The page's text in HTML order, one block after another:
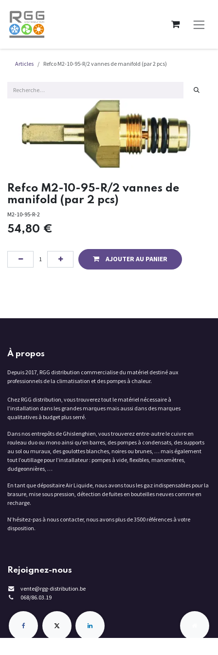
Articles Refco M2-10-95-R/2 vannes de manifold (par 2 pcs)
Refco M2-10-95-R/2 vannes de
manifold (par 2 pcs)
M2-10-95-R-2
54,80 €
AJOUTER AU PANIER
À propos
Depuis 2017, RGG distribution commercialise du matériel destiné aux
professionnels de la climatisation et des pompes à chaleur.
Chez RGG distribution, vous trouverez tout le matériel nécessaire à
l’installation dans les grandes marques mais aussi dans des marques
qualitatives à budget plus serré.
Dans nos entrepôts de Ghislenghien, vous trouverez entre-autre le cuivre en
rouleau duo ou mono ainsi qu’en barres, des pompes à condensats, des supports
au sol ou muraux, des goulottes blanches, noires ou brunes, … mais également
tout l’outillage pour l’installateur : pompes à vide, flexibles, manomètres,
dudgeonnières, …
En tant que dépositaire Air Liquide, nous avons tous les gaz indispensables pour la
brasure, mise sous pression, détection de fuites en bouteilles neuves comme en
recharge.
N’hésitez-pas à nous contacter, nous avons plus de 3500 références à votre
disposition.
Rejoignez-nous
vente@rgg-distribution.be
068/86.03.19